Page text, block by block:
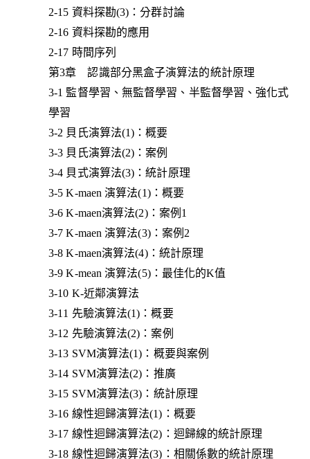
2-15 資料探勘(3)：分群討論
2-16 資料探勘的應用
2-17 時間序列
第3章 認識部分黑盒子演算法的統計原理
3-1 監督學習、無監督學習、半監督學習、強化式
學習
3-2 貝氏演算法(1)：概要
3-3 貝氏演算法(2)：案例
3-4 貝式演算法(3)：統計原理
3-5 K-maen 演算法(1)：概要
3-6 K-maen演算法(2)：案例1
3-7 K-maen 演算法(3)：案例2
3-8 K-maen演算法(4)：統計原理
3-9 K-mean 演算法(5)：最佳化的K值
3-10 K-近鄰演算法
3-11 先驗演算法(1)：概要
3-12 先驗演算法(2)：案例
3-13 SVM演算法(1)：概要與案例
3-14 SVM演算法(2)：推廣
3-15 SVM演算法(3)：統計原理
3-16 線性迴歸演算法(1)：概要
3-17 線性迴歸演算法(2)：迴歸線的統計原理
3-18 線性迴歸演算法(3)：相關係數的統計原理